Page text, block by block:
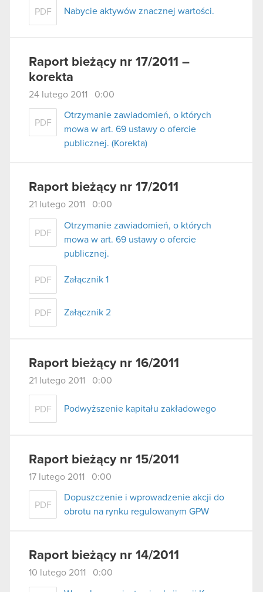
PDF Nabycie aktywów znacznej wartości.
Raport bieżący nr 17/2011 –
korekta
24 lutego 2011 0:00
PDF
Otrzymanie zawiadomień, o których
mowa w art. 69 ustawy o ofercie
publicznej. (Korekta)
Raport bieżący nr 17/2011
21 lutego 2011 0:00
PDF
Otrzymanie zawiadomień, o których
mowa w art. 69 ustawy o ofercie
publicznej.
PDF Załącznik 1
PDF Załącznik 2
Raport bieżący nr 16/2011
21 lutego 2011 0:00
PDF Podwyższenie kapitału zakładowego
Raport bieżący nr 15/2011
17 lutego 2011 0:00
PDF
Dopuszczenie i wprowadzenie akcji do
obrotu na rynku regulowanym GPW
Raport bieżący nr 14/2011
10 lutego 2011 0:00